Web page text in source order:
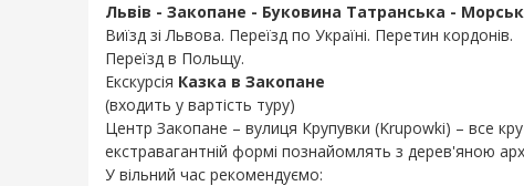
Львів - Закопане - Буковина Татранська -
Виїзд зі Львова. Переїзд по Україні. Перетин кордонів.
Переїзд в Польщу.
Екскурсія Казка в Закопане
(входить у вартість туру)
Центр Закопане – вулиця Крупувки (Krupowki) – все
екстравагантній формі познайомлять з дерев'яною
У вільний час рекомендуємо: